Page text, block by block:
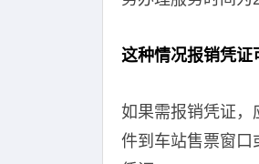
这种情况报销凭证
如果需报销凭证，
件到车站售票窗口